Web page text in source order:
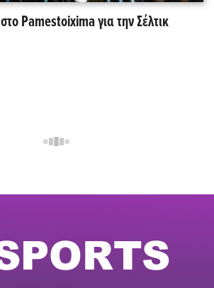
Pamestoixima για την Σέλτικ